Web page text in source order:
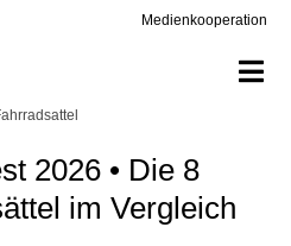
Medienkooperation
Fahrradsattel
im Vergleich